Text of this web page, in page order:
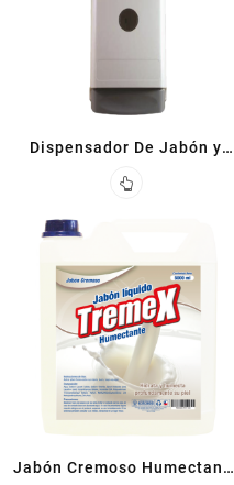
Dispensador De Jabón y
Alcohol Gel
Jabón Cremoso Humectante